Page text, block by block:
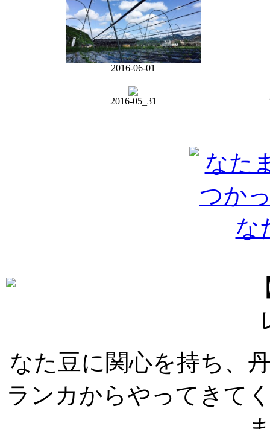
2016-06-01
2016-05_31
なた豆に関心を持ち、
ランカからやってきて